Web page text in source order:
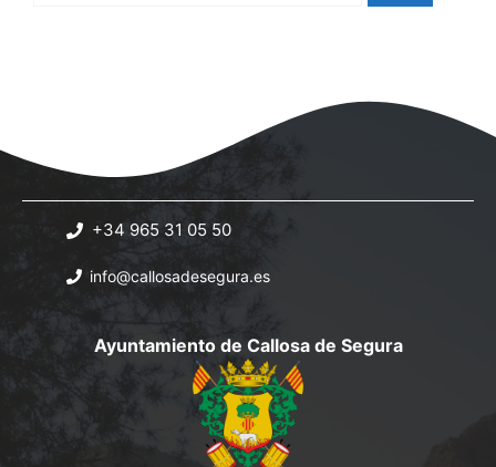
+34 965 31 05 50
info@callosadesegura.es
Ayuntamiento de Callosa de Segura